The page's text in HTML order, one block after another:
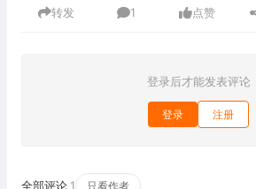
转发 1 点赞
登录后才能发表评论
登录 注册
全部评论 1 只看作者